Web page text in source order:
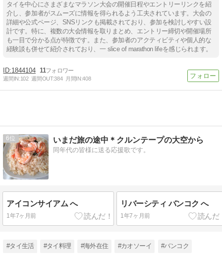
タイを中心にさまざまなマラソン大会の開催日程やエントリーリンクを紹
介し、参加者がスムーズに情報を得られるよう工夫されています。大会の
詳細や公式ページ、SNSリンクも掲載されており、参加を検討しやすい設
計です。特に、複数の大会情報を取りまとめ、エントリー締切や開催場所
も一目で分かる点が特徴です。また、参加者のアクティビティや個人的な
経験談も併せて紹介されており、一 slice of marathon lifeを感じられます。
1844104 11
週間IN:102 週間OUT:384 月間IN:408
6 いまだ旅の途中＊クルンテープの大空から
同年代の皆様に送る応援歌です。
アイコンサイアム へ
1年7ヶ月前
リバーシティ バンコク へ
1年7ヶ月前
#タイ生活 #タイ料理 #海外在住 #カオソーイ #バンコク